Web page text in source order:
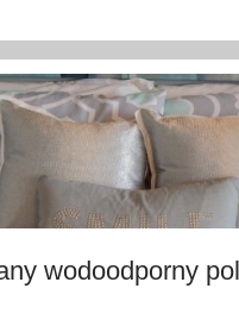
wodoodporny